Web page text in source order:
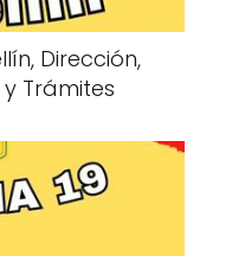
Dirección,
Trámites